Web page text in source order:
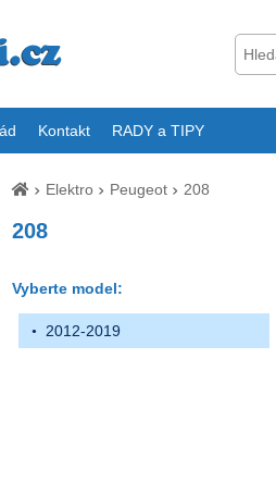
Kontakt RADY a TIPY
Elektro Peugeot 208
208
Vyberte model:
2012-2019